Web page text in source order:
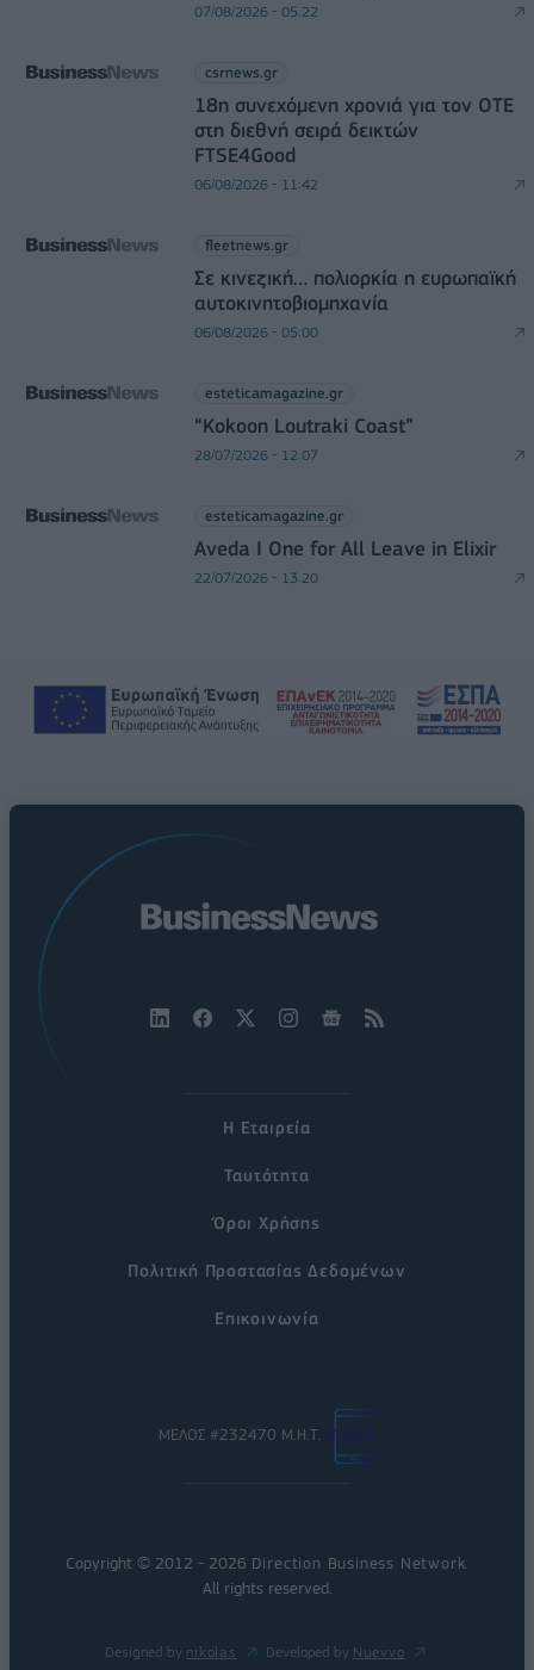
07/08/2026 - 05:22
csrnews.gr
18η συνεχόμενη χρονιά για τον ΟΤΕ
στη διεθνή σειρά δεικτών
FTSE4Good
06/08/2026 - 11:42
fleetnews.gr
Σε κινεζική… πολιορκία η ευρωπαϊκή
αυτοκινητοβιομηχανία
06/08/2026 - 05:00
esteticamagazine.gr
“Kokoon Loutraki Coast”
28/07/2026 - 12:07
esteticamagazine.gr
Aveda I One for All Leave in Elixir
22/07/2026 - 13:20
Η Εταιρεία
Ταυτότητα
Όροι Χρήσης
Πολιτική Προστασίας Δεδομένων
Επικοινωνία
ΜΕΛΟΣ #232470 Μ.Η.Τ.
Copyright © 2012 - 2026 Direction Business Network.
All rights reserved.
Designed by nikolas Developed by Nuevvo